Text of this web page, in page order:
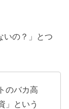
いの？」とつ
のバカ高
」という